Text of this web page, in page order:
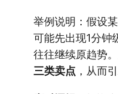
举例说明：假设
可能先出现1分钟
往往继续原趋势
三类卖点 ，从而